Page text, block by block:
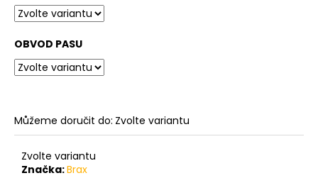
OBVOD PASU
Můžeme doručit do: Zvolte variantu
Zvolte variantu
Značka:Brax
m
e
PÁNSKÉ
TMAVĚ
BRAX
CADIZ
DARK
BLUE,
PRODLOUŽENÉ